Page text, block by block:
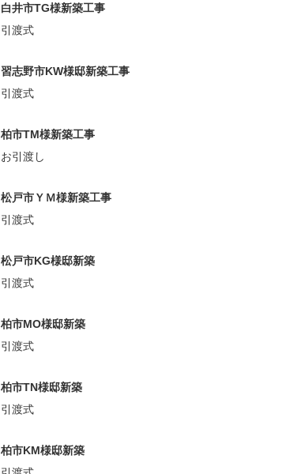
白井市TG様新築工事
引渡式
習志野市KW様邸新築工事
引渡式
柏市TM様新築工事
お引渡し
松戸市ＹＭ様新築工事
引渡式
松戸市KG様邸新築
引渡式
柏市MO様邸新築
引渡式
柏市TN様邸新築
引渡式
柏市KM様邸新築